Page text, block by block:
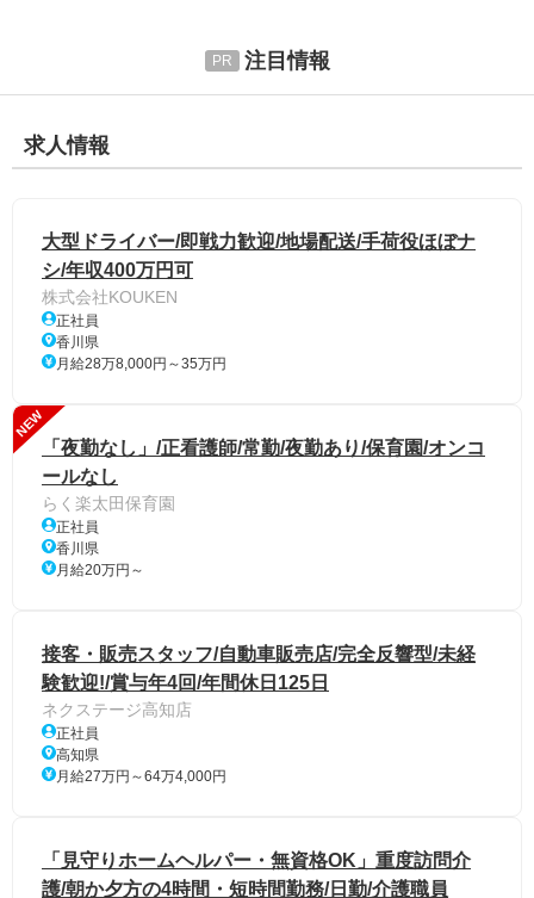
注目情報
求人情報
大型ドライバー/即戦力歓迎/地場配送/手荷役ほぼナ
シ/年収400万円可
株式会社KOUKEN
正社員
香川県
月給28万8,000円～35万円
NEW
「夜勤なし」/正看護師/常勤/夜勤あり/保育園/オンコ
ールなし
らく楽太田保育園
正社員
香川県
月給20万円～
接客・販売スタッフ/自動車販売店/完全反響型/未経
験歓迎!/賞与年4回/年間休日125日
ネクステージ高知店
正社員
高知県
月給27万円～64万4,000円
「見守りホームヘルパー・無資格OK」重度訪問介
護/朝か夕方の4時間・短時間勤務/日勤/介護職員